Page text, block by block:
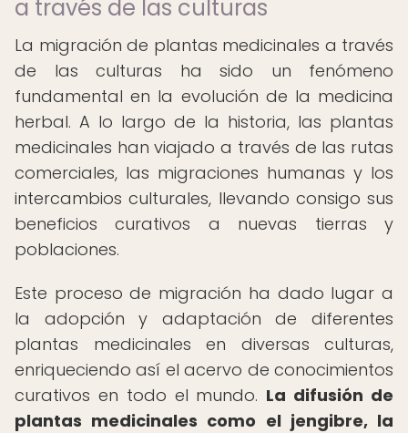
a través de las culturas
La migración de plantas medicinales a través
de las culturas ha sido un fenómeno
fundamental en la evolución de la medicina
herbal. A lo largo de la historia, las plantas
medicinales han viajado a través de las rutas
comerciales, las migraciones humanas y los
intercambios culturales, llevando consigo sus
beneficios curativos a nuevas tierras y
poblaciones.
Este proceso de migración ha dado lugar a
la adopción y adaptación de diferentes
plantas medicinales en diversas culturas,
enriqueciendo así el acervo de conocimientos
curativos en todo el mundo. La difusión de
plantas medicinales como el jengibre, la